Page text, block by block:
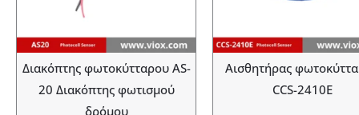
Διακόπτης φωτοκύτταρου AS-
20 Διακόπτης φωτισμού
δρόμου
Αισθητήρας
CCS-2410E